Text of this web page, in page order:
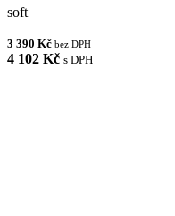
soft
3 390 Kč bez DPH
4 102 Kč s DPH